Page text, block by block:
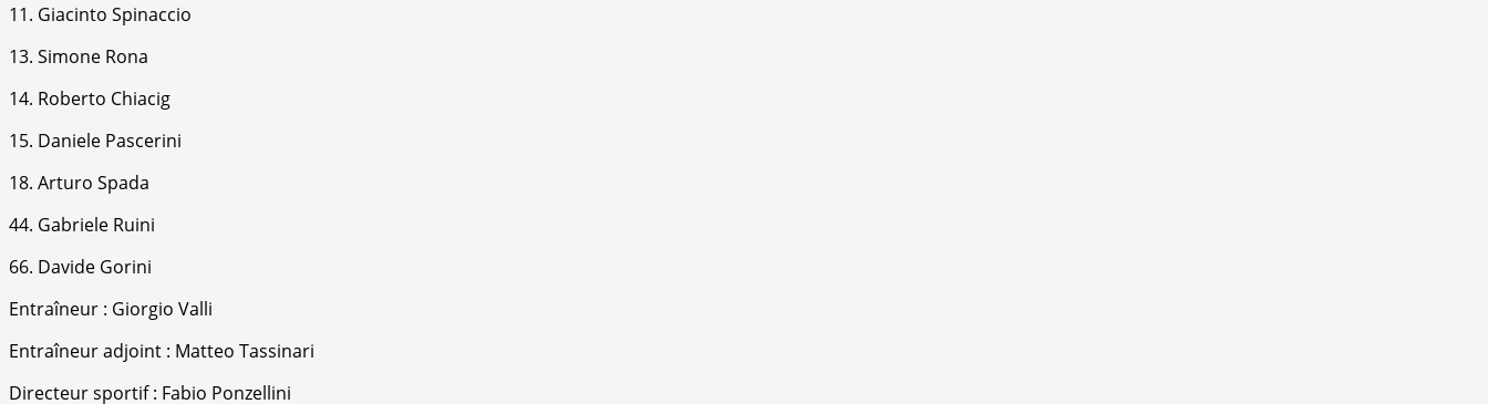
11. Giacinto Spinaccio
13. Simone Rona
14. Roberto Chiacig
15. Daniele Pascerini
18. Arturo Spada
44. Gabriele Ruini
66. Davide Gorini
Entraîneur : Giorgio Valli
Entraîneur adjoint : Matteo Tassinari
Directeur sportif : Fabio Ponzellini